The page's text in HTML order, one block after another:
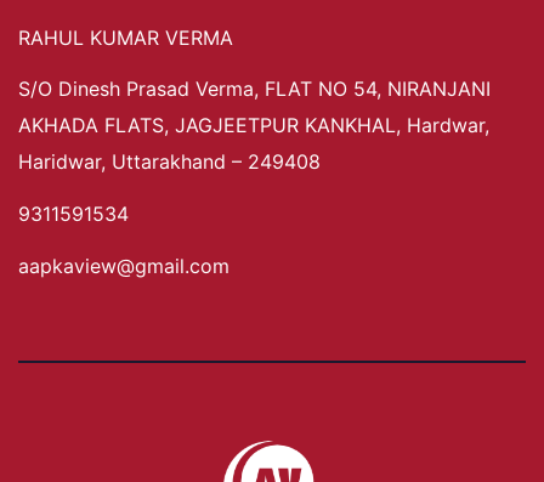
RAHUL KUMAR VERMA
S/O Dinesh Prasad Verma, FLAT NO 54, NIRANJANI
AKHADA FLATS, JAGJEETPUR KANKHAL, Hardwar,
Haridwar, Uttarakhand – 249408
9311591534
aapkaview@gmail.com